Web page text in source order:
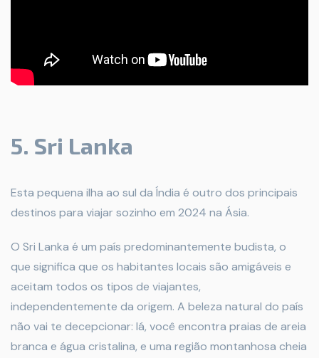
5. Sri Lanka
Esta pequena ilha ao sul da Índia é outro dos principais
destinos para viajar sozinho em 2024 na Ásia.
O Sri Lanka é um país predominantemente budista, o
que significa que os habitantes locais são amigáveis e
aceitam todos os tipos de viajantes,
independentemente da origem. A beleza natural do país
não vai te decepcionar: lá, você encontra praias de areia
branca e água cristalina, e uma região montanhosa cheia